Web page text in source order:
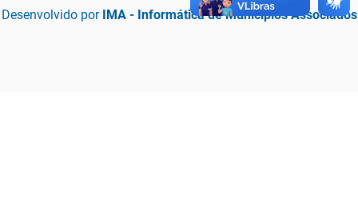
Desenvolvido por IMA - Informática de Municípios Associados